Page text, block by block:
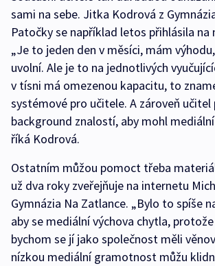
sami na sebe. Jitka Kodrová z
Patočky se například letos přihlásila na
„Je to jeden den v měsíci, mám
uvolní. Ale je to na jednotlivých
v tísni má omezenou kapacitu, to
systémové pro učitele. A zároveň
background znalostí, aby mohl
říká Kodrová.
Ostatním můžou pomoct třeba
už dva roky zveřejňuje na internetu
Gymnázia Na Zatlance. „Bylo to spíše
aby se mediální výchova chytla,
bychom se jí jako společnost měli
nízkou mediální gramotnost můžu